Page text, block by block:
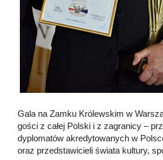
Gala na Zamku Królewskim w
gości z całej Polski i z zagranicy –
dyplomatów akredytowanych w
oraz przedstawicieli świata kultury,